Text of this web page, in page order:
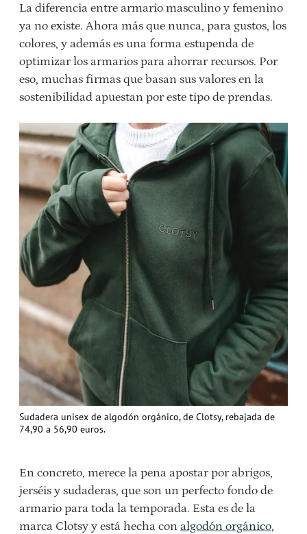
La diferencia entre armario masculino y femenino
ya no existe. Ahora más que nunca, para gustos, los
colores, y además es una forma estupenda de
optimizar los armarios para ahorrar recursos. Por
eso, muchas firmas que basan sus valores en la
sostenibilidad apuestan por este tipo de prendas.
Sudadera unisex de algodón orgánico, de Clotsy, rebajada de
74,90 a 56,90 euros.
En concreto, merece la pena apostar por abrigos,
jerséis y sudaderas, que son un perfecto fondo de
armario para toda la temporada. Esta es de la
marca Clotsy y está hecha con algodón orgánico,